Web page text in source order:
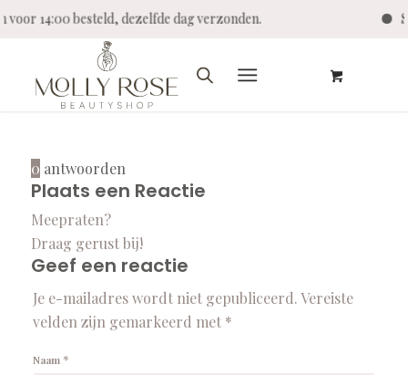
voor 14:00 besteld, dezelfde dag verzonden.
0 antwoorden
Plaats een Reactie
Meepraten?
Draag gerust bij!
Geef een reactie
Je e-mailadres wordt niet gepubliceerd.Vereiste
velden zijn gemarkeerd met *
Naam *